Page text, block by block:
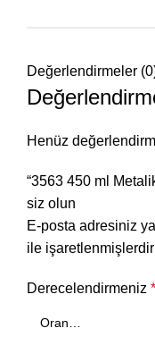
Değerlendirmeler
Henüz
“3563 450 ml
siz olun
E-posta adresiniz
ile işaretlenmişlerdir
Derecelendirmeniz *